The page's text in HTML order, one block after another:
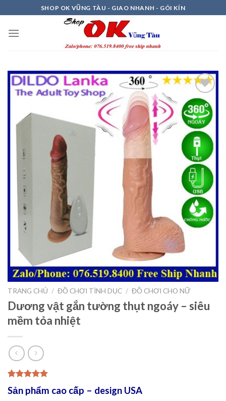
to
content
SHOP OK VŨNG TÀU - GIAO NHANH - GÓI KÍN
Thêm
vào
Ưa
Thích
TRANG CHỦ / ĐỒ CHƠI TÌNH DỤC / ĐỒ CHƠI CHO NỮ
Dương vật gắn tường thụt ngoáy – siêu
mềm tỏa nhiệt
5.00
trên 5
dựa trên
1
Sản phẩm cao cấp – design USA